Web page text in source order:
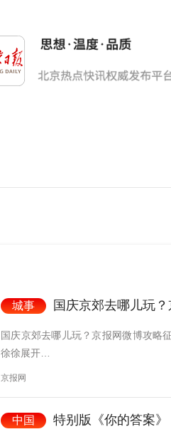
城事 国庆京郊去哪儿玩
国庆京郊去哪儿玩？京报网微博攻略
徐徐展开…
京报网
中国 特别版《你的答案